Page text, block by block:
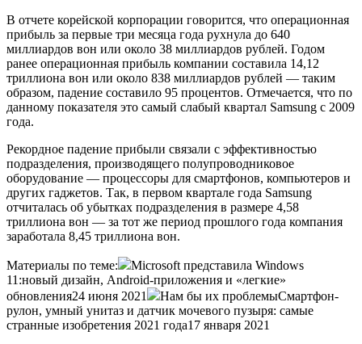
В отчете корейской корпорации говорится, что операционная
прибыль за первые три месяца года рухнула до 640
миллиардов вон или около 38 миллиардов рублей. Годом
ранее операционная прибыль компании составила 14,12
триллиона вон или около 838 миллиардов рублей — таким
образом, падение составило 95 процентов. Отмечается, что по
данному показателя это самый слабый квартал Samsung с 2009
года.
Рекордное падение прибыли связали с эффективностью
подразделения, производящего полупроводниковое
оборудование — процессоры для смартфонов, компьютеров и
других гаджетов. Так, в первом квартале года Samsung
отчиталась об убытках подразделения в размере 4,58
триллиона вон — за тот же период прошлого года компания
заработала 8,45 триллиона вон.
Материалы по теме:
Microsoft представила Windows
11:новый дизайн, Android-приложения и «легкие»
обновления24 июня 2021
Нам бы их проблемыСмартфон-
рулон, умный унитаз и датчик мочевого пузыря: самые
странные изобретения 2021 года17 января 2021